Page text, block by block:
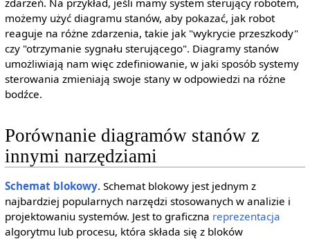
możemy użyć diagramu stanów, aby pokazać, jak robot
reaguje na różne zdarzenia, takie jak "wykrycie przeszkody"
czy "otrzymanie sygnału sterującego". Diagramy stanów
umożliwiają nam więc zdefiniowanie, w jaki sposób systemy
sterowania zmieniają swoje stany w odpowiedzi na różne
bodźce.
Porównanie diagramów stanów z
innymi narzędziami
Schemat blokowy. Schemat blokowy jest jednym z
najbardziej popularnych narzędzi stosowanych w analizie i
projektowaniu systemów. Jest to graficzna reprezentacja
algorytmu lub procesu, która składa się z bloków